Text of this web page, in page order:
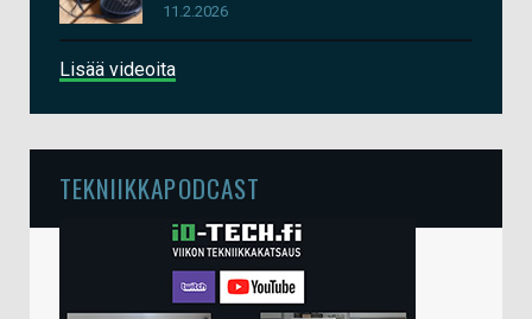
11.2.2026
Lisää videoita
TEKNIIKKAPODCAST